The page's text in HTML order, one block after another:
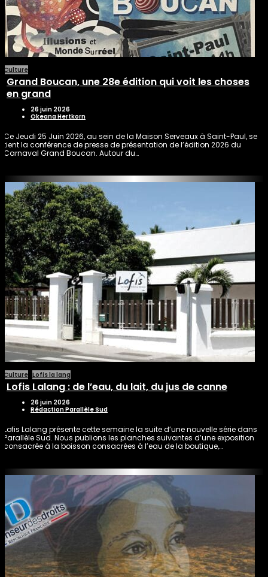
Culture
Grand Boucan, une 28e édition qui voit les choses
en grand
26 juin 2026
Okeana Hertkorn
Ce Jeudi 25 Juin 2026, au sein de la Maison Serveaux à Saint-Paul, se
tient la conférence de presse de présentation de l’édition 2026 du
Carnaval Grand Boucan. Autour du…
Culture Lofis la lang
Lofis Lalang : de l’eau, du lait, du jus de canne
26 juin 2026
Rédaction Parallèle Sud
Lofis Lalang présente cette semaine la suite d’une nouvelle série dans
Parallèle Sud. Nous publions les planches suivantes d’une exposition
consacrée à la boisson consacrées à l’eau de la boutique,…